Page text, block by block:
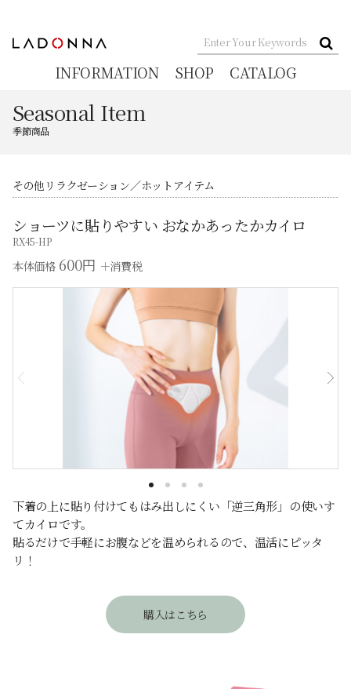
Seasonal Item
季節商品
その他リラクゼーション ホットアイテム
ショーツに貼りやすい おなかあったかカイロ
RX45-HP
本体価格600円 ＋消費税
下着の上に貼り付けてもはみ出しにくい「逆三角形」の使いす
てカイロです。
貼るだけで手軽にお腹などを温められるので、温活にピッタ
リ！
購入はこちら
INFORMATION SHOP CATALOG